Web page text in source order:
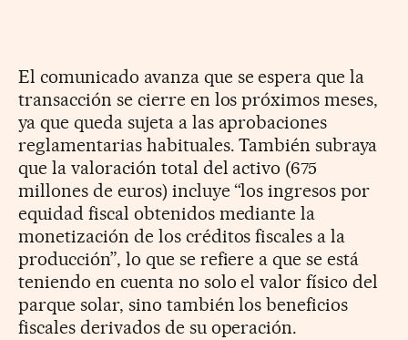
El comunicado avanza que se espera que la
transacción se cierre en los próximos meses,
ya que queda sujeta a las aprobaciones
reglamentarias habituales. También subraya
que la valoración total del activo (675
millones de euros) incluye “los ingresos por
equidad fiscal obtenidos mediante la
monetización de los créditos fiscales a la
producción”, lo que se refiere a que se está
teniendo en cuenta no solo el valor físico del
parque solar, sino también los beneficios
fiscales derivados de su operación.